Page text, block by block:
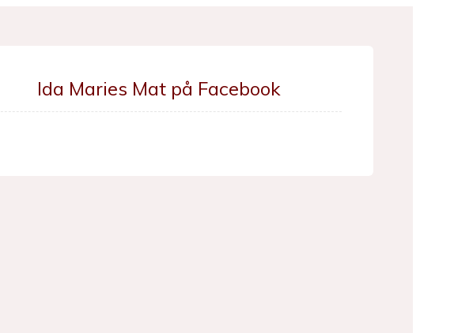
Ida Maries Mat på Facebook